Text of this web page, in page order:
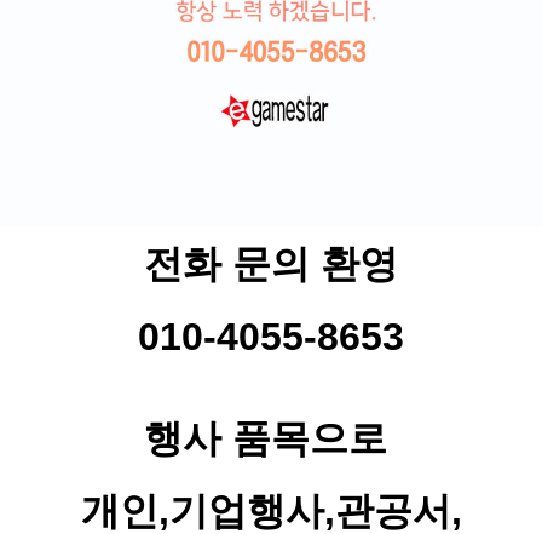
전화 문의 환영
010-4055-8653
행사 품목으로
개인,기업행사,관공서,